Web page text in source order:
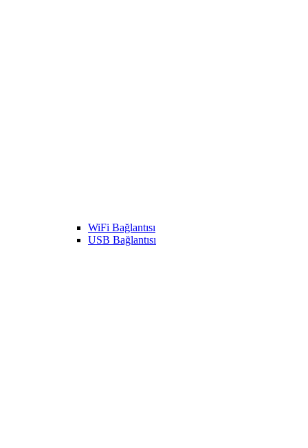
WiFi Bağlantısı
USB Bağlantısı